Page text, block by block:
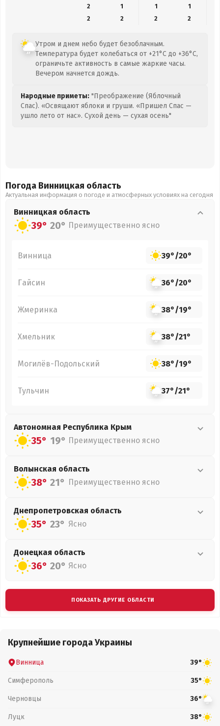
2
1 1
1
2
2 2 2
Утром и днем небо будет безоблачным.
Температура будет колебаться от +21°C до +36°C,
ограничьте активность в самые жаркие часы.
Вечером начнется дождь.
Народные приметы: "Преображение (Яблочный
Спас). «Освящают яблоки и груши. «Пришел Спас —
ушло лето от нас». Сухой день — сухая осень"
Погода Винницкая область
Актуальная информация о погоде и атмосферных условиях на сегодня
Винницкая область
39° 20° Преимущественно ясно
Винница 39°/20°
Гайсин 36°/20°
Жмеринка 38°/19°
Хмельник 38°/21°
Могилёв-Подольский 38°/19°
Тульчин 37°/21°
Автономная Республика Крым
35° 19° Преимущественно ясно
Волынская область
38° 21° Преимущественно ясно
Днепропетровская область
35° 23° Ясно
Донецкая область
36° 20° Ясно
ПОКАЗАТЬ ДРУГИЕ ОБЛАСТИ
Крупнейшие города Украины
Винница 39°
Симферополь 35°
Черновцы 36°
Луцк 38°